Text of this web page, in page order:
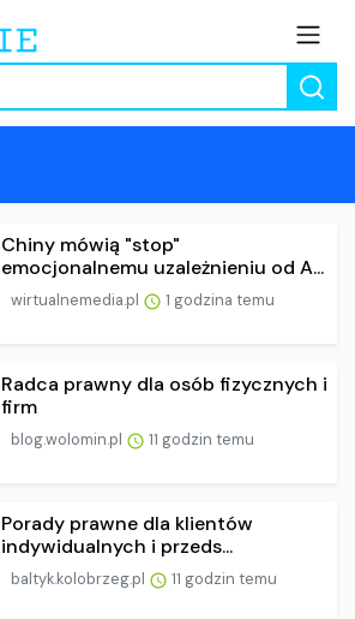
Chiny mówią "stop"
emocjonalnemu uzależnieniu od A...
wirtualnemedia.pl 1 godzina temu
Radca prawny dla osób fizycznych i
firm
blog.wolomin.pl 11 godzin temu
Porady prawne dla klientów
indywidualnych i przeds...
baltyk.kolobrzeg.pl 11 godzin temu